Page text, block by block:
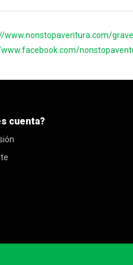
www.nonstopaventura.com/
cuenta?